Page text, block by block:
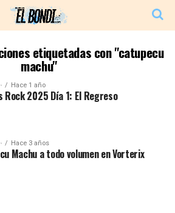
etiquetadas con "catupecu
machu"
Hace 1 año
Rock 2025 Día 1: El Regreso
Hace 3 años
Machu a todo volumen en Vorterix